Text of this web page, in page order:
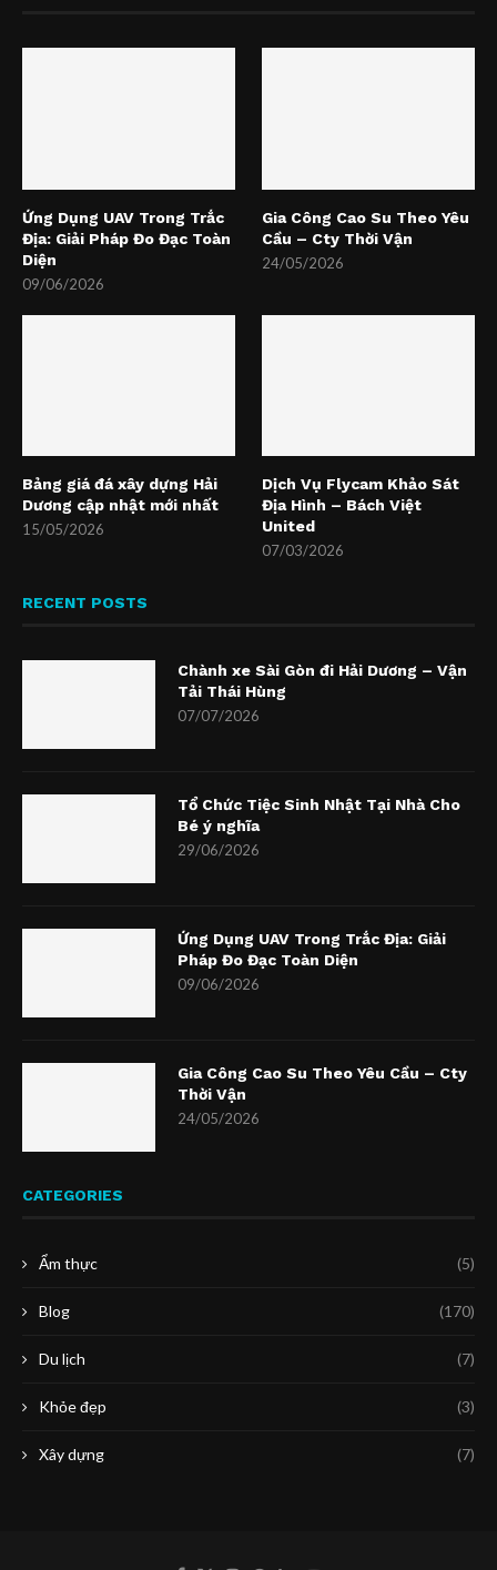
Ứng Dụng UAV Trong Trắc
Địa: Giải Pháp Đo Đạc Toàn
Diện
09/06/2026
Gia Công Cao Su Theo Yêu
Cầu – Cty Thời Vận
24/05/2026
Bảng giá đá xây dựng Hải
Dương cập nhật mới nhất
15/05/2026
Dịch Vụ Flycam Khảo Sát
Địa Hình – Bách Việt
United
07/03/2026
RECENT POSTS
Chành xe Sài Gòn đi Hải Dương – Vận
Tải Thái Hùng
07/07/2026
Tổ Chức Tiệc Sinh Nhật Tại Nhà Cho
Bé ý nghĩa
29/06/2026
Ứng Dụng UAV Trong Trắc Địa: Giải
Pháp Đo Đạc Toàn Diện
09/06/2026
Gia Công Cao Su Theo Yêu Cầu – Cty
Thời Vận
24/05/2026
CATEGORIES
Ẩm thực (5)
Blog (170)
Du lịch (7)
Khỏe đẹp (3)
Xây dựng (7)